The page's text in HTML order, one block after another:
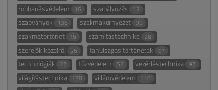
robbanásvédelem 16 szabályozás 13
szabványok 136 szakmakörnyezet 99
szakmatörténet 15 számítástechnika 28
szerelők közelről 26 tanulságos történetek 97
technológiák 27 tűzvédelem 52 vezérléstechnika 97
világítástechnika 138 villámvédelem 110